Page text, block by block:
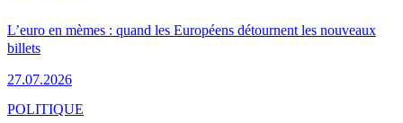
L’euro en mèmes : quand les Européens détournent les nouveaux
billets
27.07.2026
POLITIQUE